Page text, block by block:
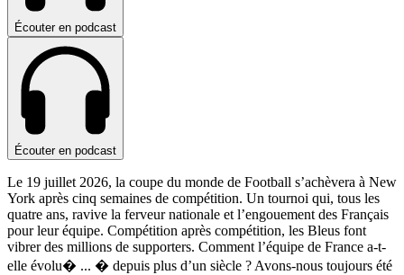
Écouter en podcast
Écouter en podcast
Le 19 juillet 2026, la coupe du monde de Football s’achèvera à New
York après cinq semaines de compétition. Un tournoi qui, tous les
quatre ans, ravive la ferveur nationale et l’engouement des Français
pour leur équipe. Compétition après compétition, les Bleus font
vibrer des millions de supporters. Comment l’équipe de France a-t-
elle évolu� ... � depuis plus d’un siècle ? Avons-nous toujours été